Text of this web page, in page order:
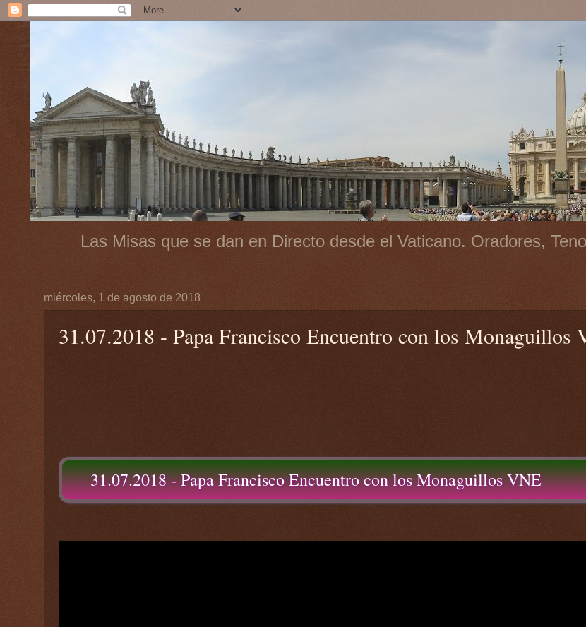
Las Misas que se dan en Directo desde el Vaticano. Oradores,
miércoles, 1 de agosto de 2018
31.07.2018 - Papa Francisco Encuentro con los Monaguillos
31.07.2018 - Papa Francisco Encuentro con los Monaguillos VNE